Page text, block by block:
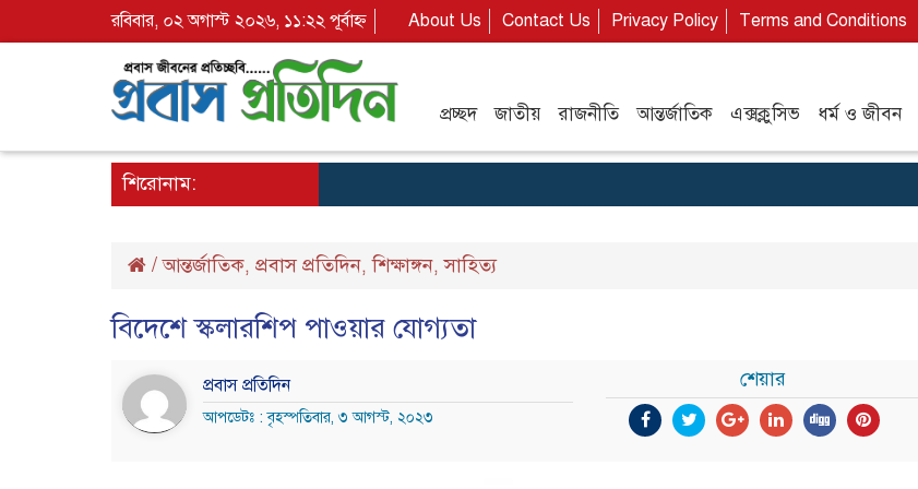
রবিবার, ০২ অগাস্ট ২০২৬, ১১:২২ পূর্বাহ্ন About Us Contact Us Privacy Policy Terms and Conditions
প্রচ্ছদ জাতীয় রাজনীতি আন্তর্জাতিক এক্সক্লুসিভ ধর্ম ও জীবন
শিরোনাম:
/আন্তর্জাতিক, প্রবাস প্রতিদিন,শিক্ষাঙ্গন,সাহিত্য
বিদেশে স্কলারশিপ পাওয়ার যোগ্যতা
প্রবাস প্রতিদিন
আপডেটঃ : বৃহস্পতিবার, ৩ আগস্ট, ২০২৩
শেয়ার